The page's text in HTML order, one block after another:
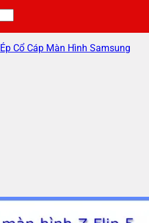
Ép Cổ Cáp Màn Hình Samsung